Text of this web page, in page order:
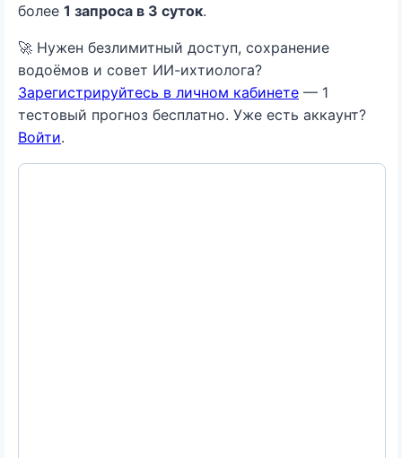
более 1 запроса в 3 суток.
🚀 Нужен безлимитный доступ, сохранение
водоёмов и совет ИИ-ихтиолога?
Зарегистрируйтесь в личном кабинете — 1
тестовый прогноз бесплатно. Уже есть аккаунт?
Войти.